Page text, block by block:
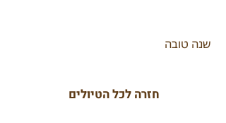
חזרה לכל הטיולים